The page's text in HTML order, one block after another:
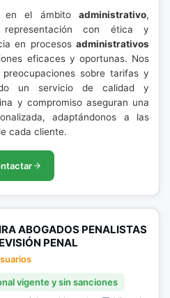
en el ámbito administrativo,
con ética y
en procesos administrativos
eficaces y oportunas. Nos
sobre tarifas y
un servicio de calidad y
y compromiso aseguran una
adaptándonos a las
cada cliente.
ABOGADOS PENALISTAS
PENAL
vigente y sin sanciones